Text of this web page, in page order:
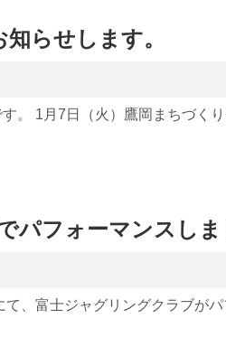
らせします。
。 1月7日（火）鷹岡まちづく
パフォーマンスしま
、富士ジャグリングクラブが